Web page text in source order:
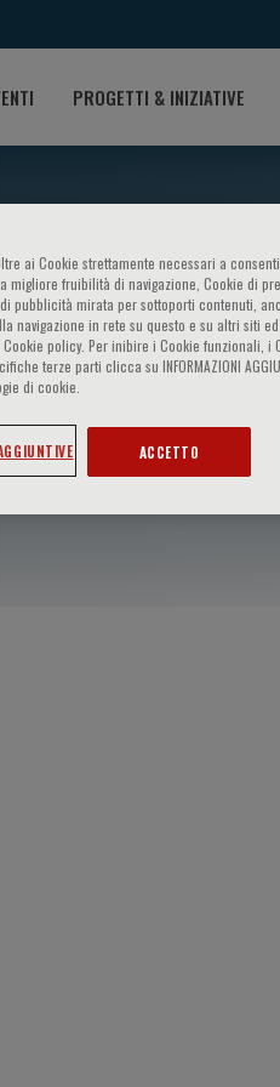
PROGETTI & INIZIATIVE
ai Cookie strettamente necessari a
migliore fruibilità di navigazione, Cookie di
pubblicità mirata per sottoporti contenuti,
navigazione in rete su questo e su altri siti
policy. Per inibire i Cookie funzionali, i
terze parti clicca su INFORMAZIONI
di cookie.
ACCETTO